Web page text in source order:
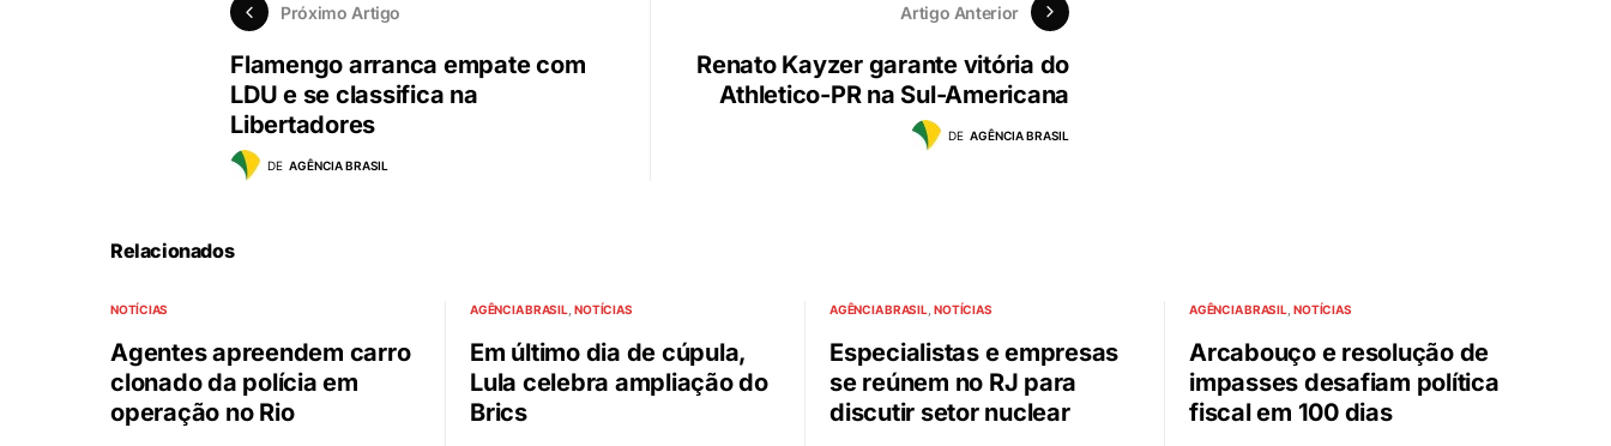
Próximo Artigo
Flamengo arranca empate com
LDU e se classifica na
Libertadores
DE AGÊNCIA BRASIL
Artigo Anterior
Renato Kayzer garante vitória do
Athletico-PR na Sul-Americana
DE AGÊNCIA BRASIL
Relacionados
NOTÍCIAS
Agentes apreendem carro
clonado da polícia em
operação no Rio
AGÊNCIA BRASIL NOTÍCIAS
Em último dia de cúpula,
Lula celebra ampliação do
Brics
AGÊNCIA BRASIL NOTÍCIAS
Especialistas e empresas
se reúnem no RJ para
discutir setor nuclear
AGÊNCIA BRASIL NOTÍCIAS
Arcabouço e resolução de
impasses desafiam política
fiscal em 100 dias